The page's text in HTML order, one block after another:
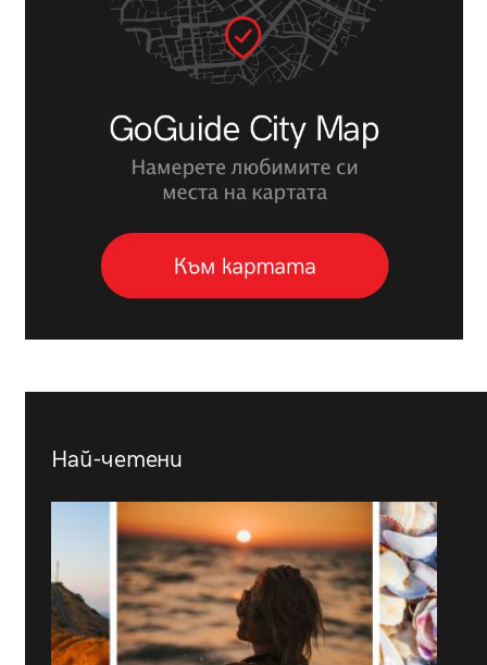
Най-четени